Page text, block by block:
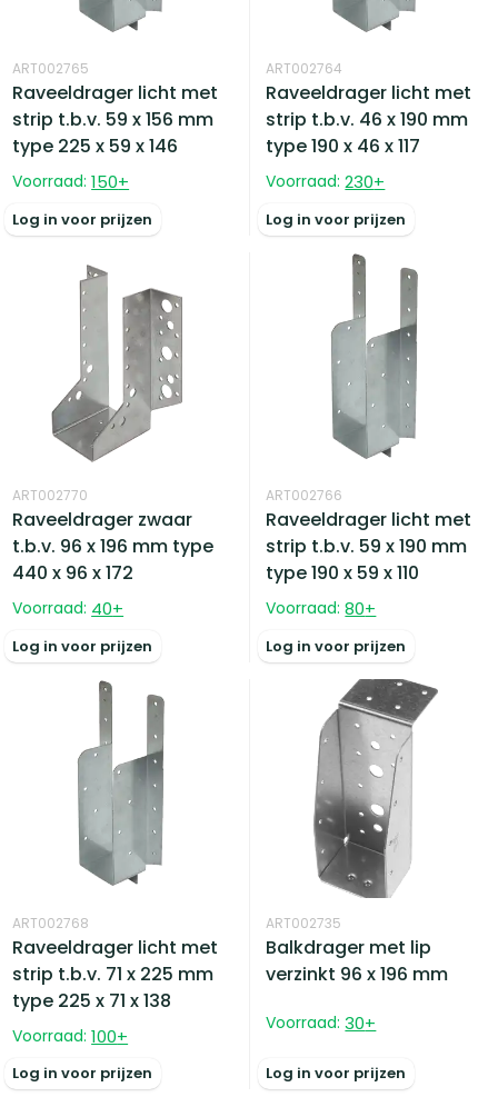
ART002765
Raveeldrager licht met
strip t.b.v. 59 x 156 mm
type 225 x 59 x 146
Voorraad: 150+
Log in voor prijzen
ART002764
Raveeldrager licht met
strip t.b.v. 46 x 190 mm
type 190 x 46 x 117
Voorraad: 230+
Log in voor prijzen
ART002770
Raveeldrager zwaar
t.b.v. 96 x 196 mm type
440 x 96 x 172
Voorraad: 40+
Log in voor prijzen
ART002766
Raveeldrager licht met
strip t.b.v. 59 x 190 mm
type 190 x 59 x 110
Voorraad: 80+
Log in voor prijzen
ART002768
Raveeldrager licht met
strip t.b.v. 71 x 225 mm
type 225 x 71 x 138
Voorraad: 100+
Log in voor prijzen
ART002735
Balkdrager met lip
verzinkt 96 x 196 mm
Voorraad: 30+
Log in voor prijzen